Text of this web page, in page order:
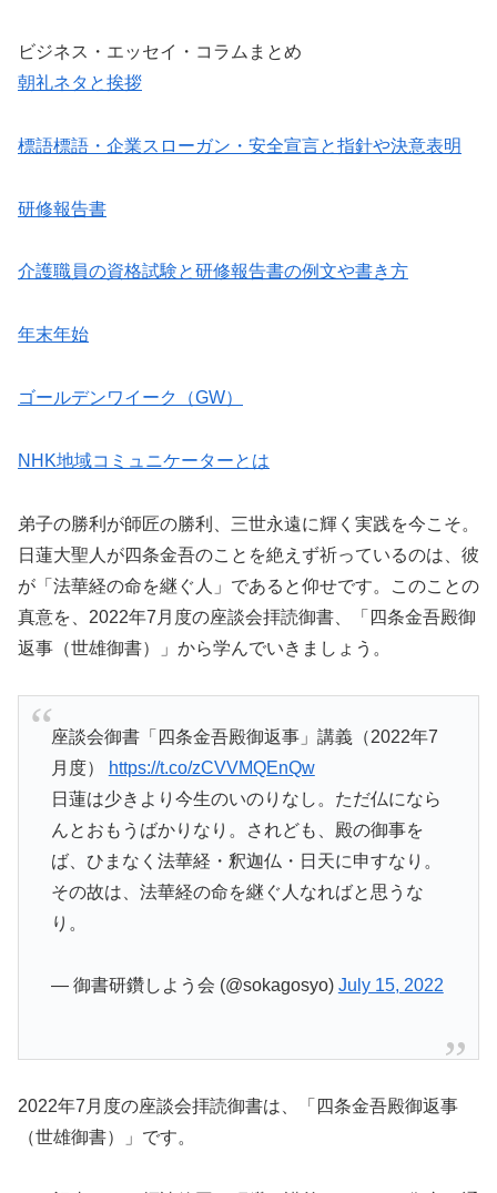
ビジネス・エッセイ・コラムまとめ
朝礼ネタと挨拶
標語標語・企業スローガン・安全宣言と指針や決意表明
研修報告書
介護職員の資格試験と研修報告書の例文や書き方
年末年始
ゴールデンワイーク（GW）
NHK地域コミュニケーターとは
弟子の勝利が師匠の勝利、三世永遠に輝く実践を今こそ。
日蓮大聖人が四条金吾のことを絶えず祈っているのは、彼
が「法華経の命を継ぐ人」であると仰せです。このことの
真意を、2022年7月度の座談会拝読御書、「四条金吾殿御
返事（世雄御書）」から学んでいきましょう。
座談会御書「四条金吾殿御返事」講義（2022年7
月度）
https://t.co/zCVVMQEnQw
日蓮は少きより今生のいのりなし。ただ仏になら
んとおもうばかりなり。されども、殿の御事を
ば、ひまなく法華経・釈迦仏・日天に申すなり。
その故は、法華経の命を継ぐ人なればと思うな
り。
— 御書研鑽しよう会 (@sokagosyo) July 15, 2022
2022年7月度の座談会拝読御書は、「四条金吾殿御返事
（世雄御書）」です。